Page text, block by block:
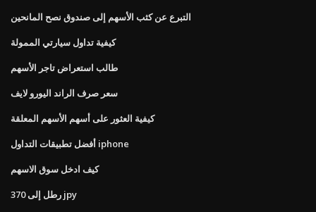
التبرع عن كثب الأسهم إلى صندوق نصح المانحين
كيفية تداول سيارتي الممولة
طالب استعراض تاجر الأسهم
سعر صرف الراند اليورو لايف
كيفية العثور على أسهم الأسهم المعلقة
أفضل تطبيقات التداول iphone
كيف ادخل سوق الاسهم
370 رطل إلى jpy